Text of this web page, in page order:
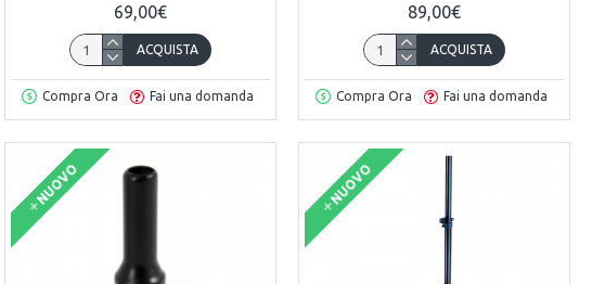
69,00€
ACQUISTA
Compra Ora Fai una domanda
89,00€
ACQUISTA
Compra Ora Fai una domanda
NUOVO NUOVO